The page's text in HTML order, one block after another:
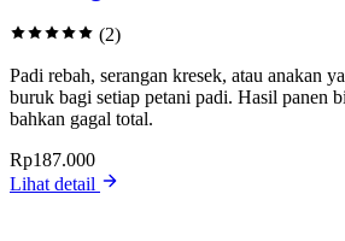
(2)
Padi rebah, serangan kresek, atau anakan
buruk bagi setiap petani padi. Hasil panen
bahkan gagal total.
Rp187.000
Lihat detail